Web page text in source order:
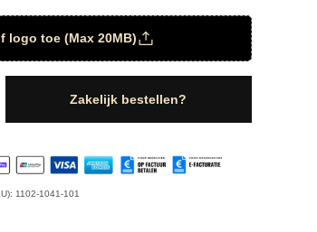
logo toe (Max 20MB)
Zakelijk bestellen?
1102-1041-101